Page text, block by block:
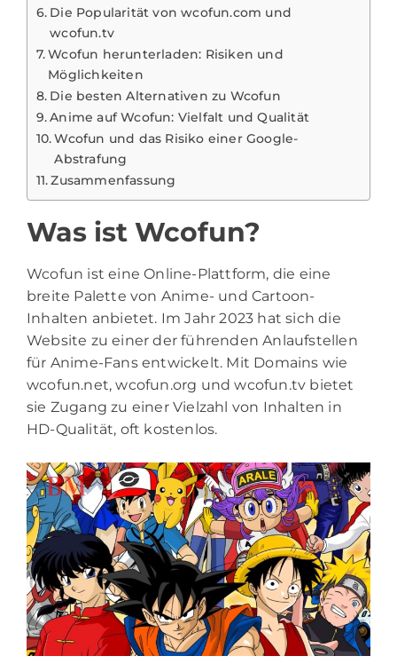
Die Popularität von wcofun.com und
wcofun.tv
Wcofun herunterladen: Risiken und
Möglichkeiten
Die besten Alternativen zu Wcofun
Anime auf Wcofun: Vielfalt und Qualität
Wcofun und das Risiko einer Google-
Abstrafung
Zusammenfassung
Was ist Wcofun?
Wcofun ist eine Online-Plattform, die eine
breite Palette von Anime- und Cartoon-
Inhalten anbietet. Im Jahr 2023 hat sich die
Website zu einer der führenden Anlaufstellen
für Anime-Fans entwickelt. Mit Domains wie
wcofun.net, wcofun.org und wcofun.tv bietet
sie Zugang zu einer Vielzahl von Inhalten in
HD-Qualität, oft kostenlos.